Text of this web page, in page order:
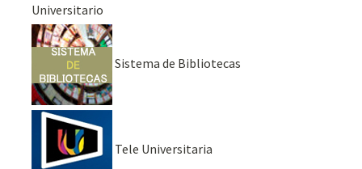
Universitario
Sistema de Bibliotecas
Tele Universitaria